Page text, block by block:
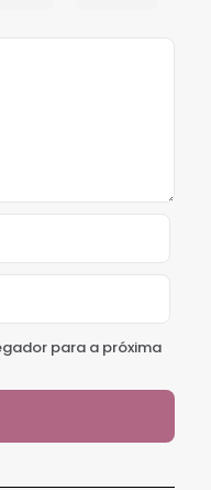
para a próxima